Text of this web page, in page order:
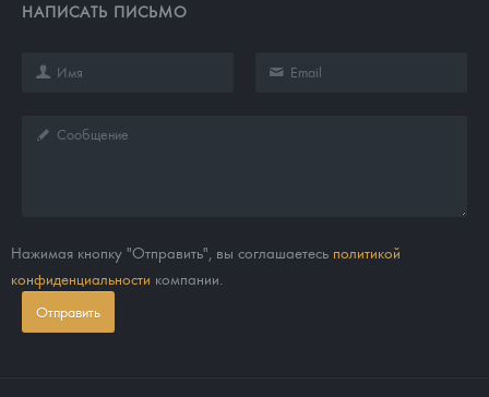
НАПИСАТЬ ПИСЬМО
Нажимая кнопку "Отправить", вы соглашаетесь политикой
конфиденциальности компании.
Отправить